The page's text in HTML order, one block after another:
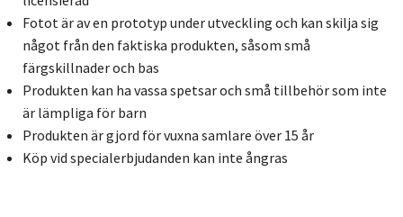
Fotot är av en prototyp under utveckling och kan skilja sig
något från den faktiska produkten, såsom små
färgskillnader och bas
Produkten kan ha vassa spetsar och små tillbehör som inte
är lämpliga för barn
Produkten är gjord för vuxna samlare över 15 år
Köp vid specialerbjudanden kan inte ångras